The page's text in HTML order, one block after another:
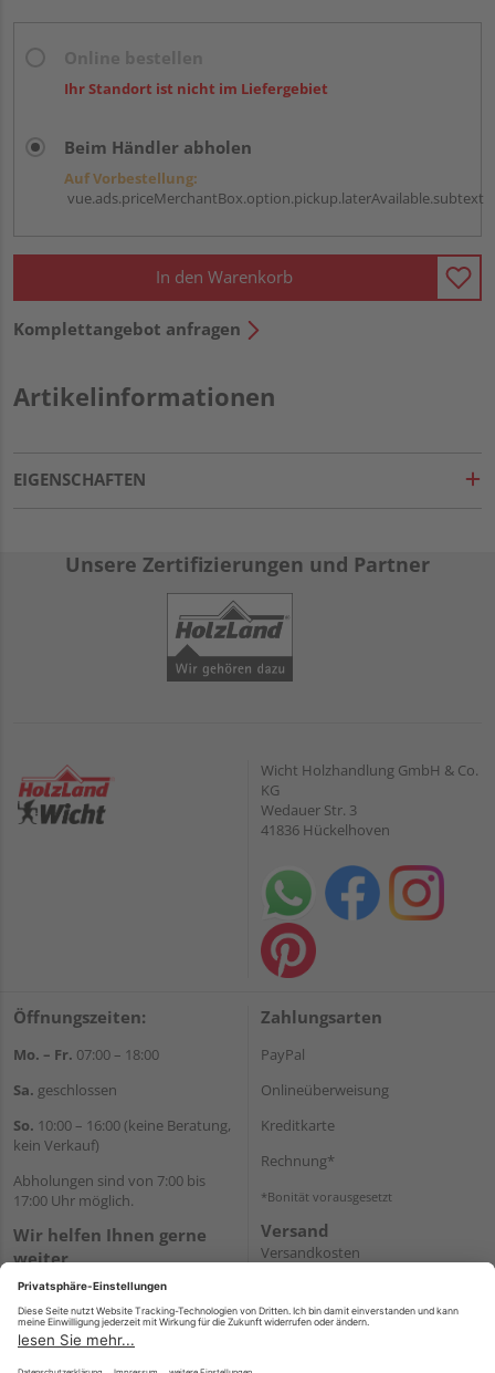
Ihr Standort ist nicht im Liefergebiet
Beim Händler abholen
Auf Vorbestellung:
vue.ads.priceMerchantBox.option.pickup.laterAvailable.subtext
In den Warenkorb
Komplettangebot anfragen
Artikelinformationen
EIGENSCHAFTEN
Unsere Zertifizierungen und Partner
Wicht Holzhandlung GmbH & Co.
KG
Wedauer Str. 3
41836 Hückelhoven
Öffnungszeiten:
Mo. – Fr. 07:00 – 18:00
Sa. geschlossen
So. 10:00 – 16:00 (keine Beratung,
kein Verkauf)
Abholungen sind von 7:00 bis
17:00 Uhr möglich.
Wir helfen Ihnen gerne
weiter
Tel.:+49 2462 99099
WhatsApp
Zahlungsarten
PayPal
Onlineüberweisung
Kreditkarte
Rechnung*
*Bonität vorausgesetzt
Versand
Versandkosten